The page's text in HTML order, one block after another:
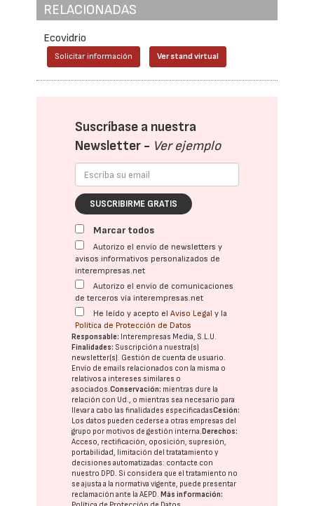
RELACIONADAS
Ecovidrio
Solicitar información Ver stand virtual
Suscríbase a nuestra
Newsletter - Ver ejemplo
SUSCRIBIRME GRATIS
Marcar todos
Autorizo el envío de newsletters y
avisos informativos personalizados de
interempresas.net
Autorizo el envío de comunicaciones
de terceros vía interempresas.net
He leído y acepto elAviso Legal y la
Política de Protección de Datos
Responsable: Interempresas Media, S.L.U.
Finalidades: Suscripción a nuestra(s)
newsletter(s). Gestión de cuenta de usuario.
Envío de emails relacionados con la misma o
relativos a intereses similares o
asociados.Conservación: mientras dure la
relación con Ud., o mientras sea necesario para
llevar a cabo las finalidades especificadasCesión:
Los datos pueden cederse a otras empresas del
grupo por motivos de gestión interna.Derechos:
Acceso, rectificación, oposición, supresión,
portabilidad, limitación del tratatamiento y
decisiones automatizadas: contacte con
nuestro DPD. Si considera que el tratamiento no
se ajusta a la normativa vigente, puede presentar
reclamación ante laAEPD.Más información: